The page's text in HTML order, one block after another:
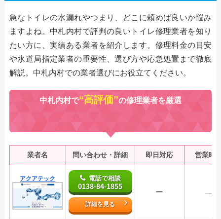
急なトイレの水漏れやつまり、どこに頼めば良いか悩み
ますよね。中札内村で評判の良いトイレ修理業者を知り
たい方に、実績ある業者を紹介します。修理料金の目安
や水道局指定業者の重要性、選び方や応急処置まで徹底
解説。中札内村での業者選びにお役立てください。
中札内村で“高評価”の修理業者を厳選
業者名 問い合わせ・詳細 即日対応 営業時
アクアテック 電話で相談
0138-84-1855
詳細を見る
ー ―